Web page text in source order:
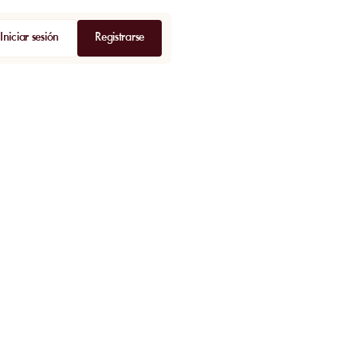
Iniciar sesión Registrarse